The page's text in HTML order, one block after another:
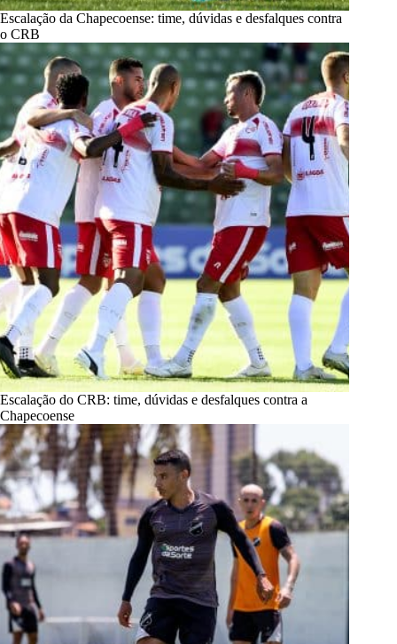
Escalação da Chapecoense: time, dúvidas e desfalques contra
o CRB
Escalação do CRB: time, dúvidas e desfalques contra a
Chapecoense